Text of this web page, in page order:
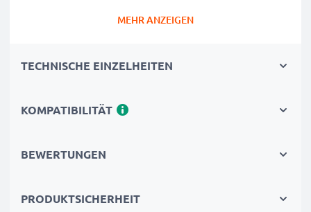
Stromversorgung
Bild-/Videobearbeitung, große Datenübertragungen
✔Unterstützt DC-Laden
MEHR ANZEIGEN
TECHNISCHE EINZELHEITEN
KOMPATIBILITÄT
BEWERTUNGEN
PRODUKTSICHERHEIT